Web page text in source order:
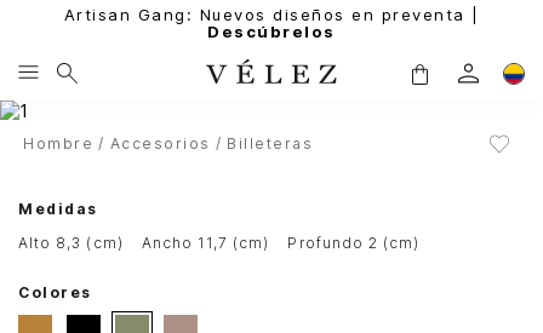
Artisan Gang: Nuevos diseños en preventa |
Descúbrelos
Hombre Accesorios Billeteras
Medidas
alto 8,3 (cm)
ancho 11,7 (cm) profundo 2 (cm)
Colores